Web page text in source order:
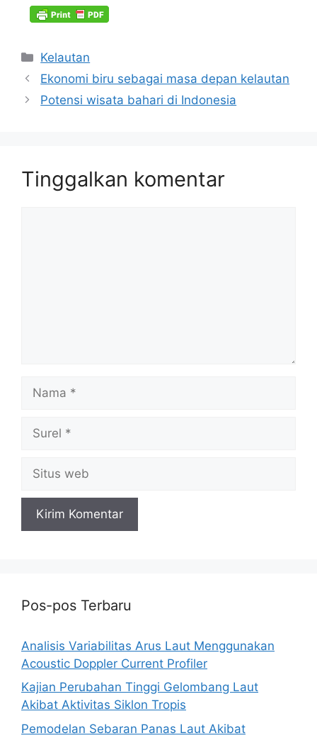
Kategori
Kelautan
Ekonomi biru sebagai masa depan kelautan
Potensi wisata bahari di Indonesia
Tinggalkan komentar
web
Pos-pos Terbaru
Analisis Variabilitas Arus Laut Menggunakan
Acoustic Doppler Current Profiler
Kajian Perubahan Tinggi Gelombang Laut
Akibat Aktivitas Siklon Tropis
Pemodelan Sebaran Panas Laut Akibat